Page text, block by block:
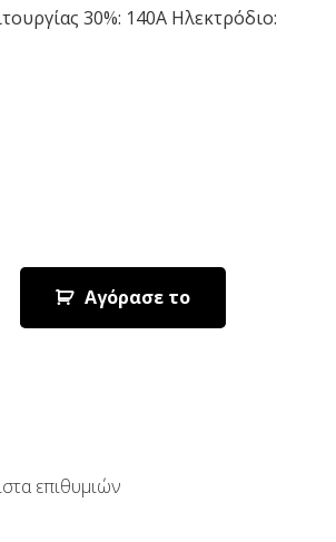
30%: 140A Ηλεκτρόδιο:
Αγόρασε το
επιθυμιών